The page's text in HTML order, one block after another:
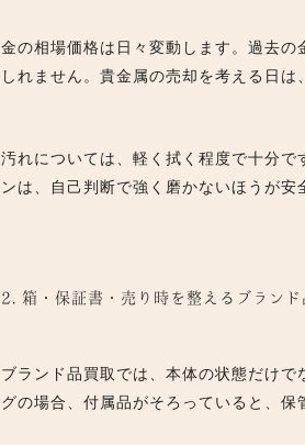
金の相場価格は日々変動します。過去
しれません。貴金属の売却を考える日
汚れについては、軽く拭く程度で十分
ンは、自己判断で強く磨かないほうが安
2. 箱・保証書・売り時を整えるブランド
ブランド品買取では、本体の状態だけで
グの場合、付属品がそろっていると、保